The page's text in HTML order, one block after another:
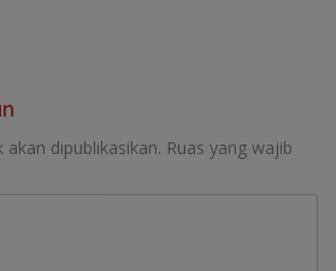
dipublikasikan. Ruas yang wajib